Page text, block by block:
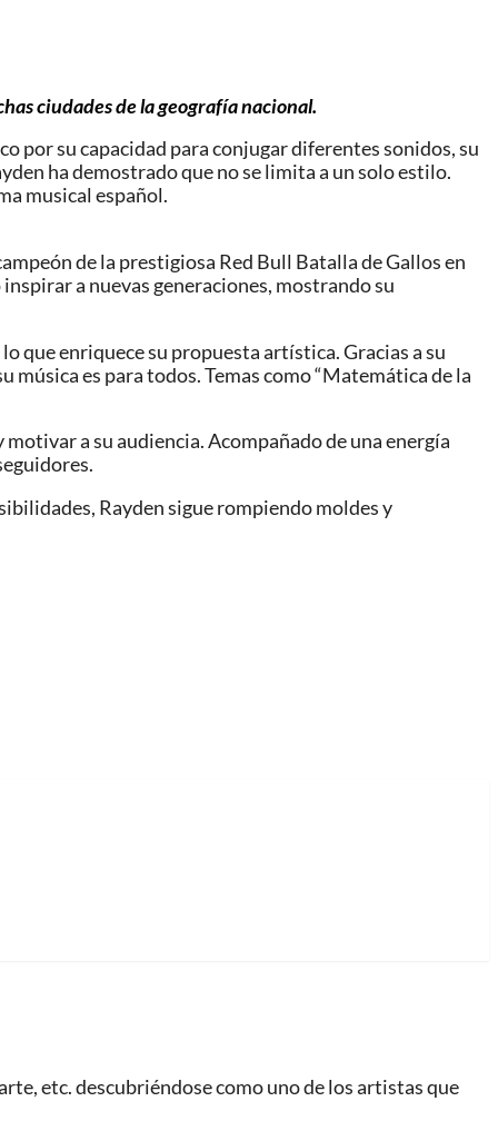
ciudades de la geografía nacional.
por su capacidad para conjugar diferentes sonidos, su
ha demostrado que no se limita a un solo estilo.
musical español.
de la prestigiosa Red Bull Batalla de Gallos en
a nuevas generaciones, mostrando su
que enriquece su propuesta artística. Gracias a su
es para todos. Temas como “Matemática de la
a su audiencia. Acompañado de una energía
Rayden sigue rompiendo moldes y
etc. descubriéndose como uno de los artistas que